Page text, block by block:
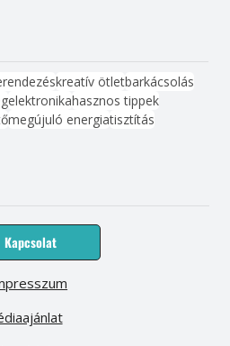
kreatív ötletbarkácsolás
elektronikahasznos tippek
megújuló energiatisztítás
Kapcsolat